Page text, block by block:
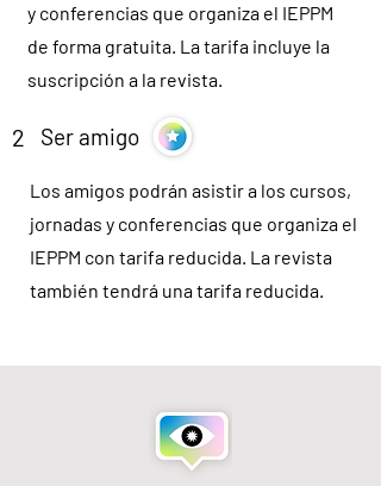
y conferencias que organiza el IEPPM
de forma gratuita. La tarifa incluye la
suscripción a la revista.
2 Ser amigo
Los amigos podrán asistir a los cursos,
jornadas y conferencias que organiza el
IEPPM con tarifa reducida. La revista
también tendrá una tarifa reducida.